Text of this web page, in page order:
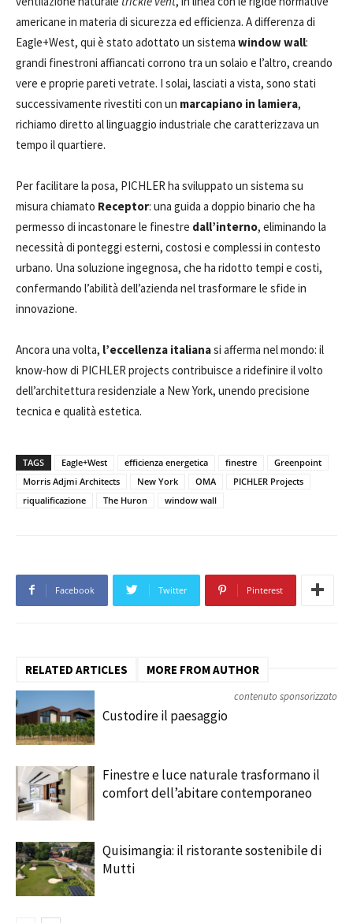
americane in materia di sicurezza ed efficienza. A differenza di
Eagle+West, qui è stato adottato un sistema window wall:
grandi finestroni affiancati corrono tra un solaio e l’altro, creando
vere e proprie pareti vetrate. I solai, lasciati a vista, sono stati
successivamente rivestiti con un marcapiano in lamiera,
richiamo diretto al linguaggio industriale che caratterizzava un
tempo il quartiere.
Per facilitare la posa, PICHLER ha sviluppato un sistema su
misura chiamato Receptor: una guida a doppio binario che ha
permesso di incastonare le finestre dall’interno, eliminando la
necessità di ponteggi esterni, costosi e complessi in contesto
urbano. Una soluzione ingegnosa, che ha ridotto tempi e costi,
confermando l’abilità dell’azienda nel trasformare le sfide in
innovazione.
Ancora una volta, l’eccellenza italianasi afferma nel mondo: il
know-how di PICHLER projects contribuisce a ridefinire il volto
dell’architettura residenziale a New York, unendo precisione
tecnica e qualità estetica.
TAGS Eagle+West efficienza energetica finestre
Greenpoint
Morris Adjmi Architects
New York OMA
PICHLER Projects
riqualificazione
The Huron window wall
Facebook Twitter Pinterest
RELATED ARTICLES MORE FROM AUTHOR
contenuto sponsorizzato
Custodire il paesaggio
Finestre e luce naturale trasformano il
comfort dell’abitare contemporaneo
Quisimangia: il ristorante sostenibile di
Mutti